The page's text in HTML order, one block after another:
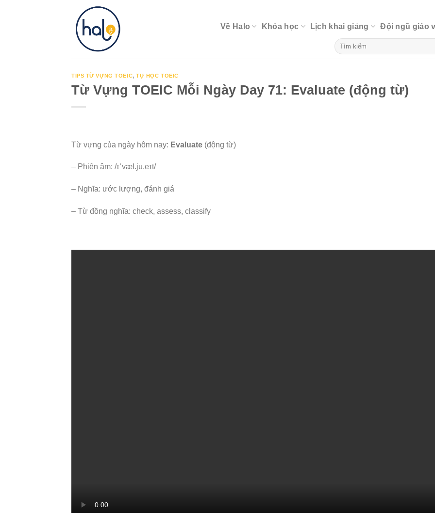
Về Halo Khóa học Lịch khai giảng Đội ngũ giáo
TIPS TỪ VỰNG TOEIC,TỰ HỌC TOEIC
Từ Vựng TOEIC Mỗi Ngày Day 71: Evaluate (động từ)
Từ vựng của ngày hôm nay: Evaluate (động từ)
– Phiên âm: /ɪˈvæl.ju.eɪt/
– Nghĩa: ước lượng, đánh giá
– Từ đồng nghĩa: check, assess, classify